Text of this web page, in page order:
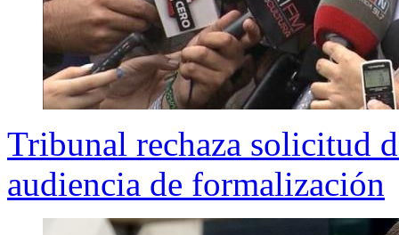
Tribunal rechaza solicitud
audiencia de formalización